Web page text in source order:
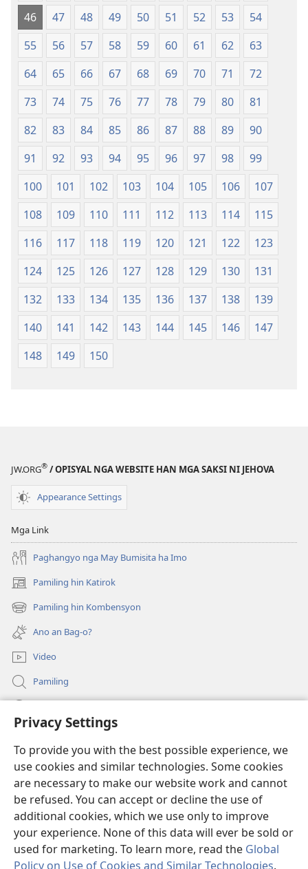
Privacy Settings
To provide you with the best possible experience, we
use cookies and similar technologies. Some cookies
are necessary to make our website work and cannot
be refused. You can accept or decline the use of
additional cookies, which we use only to improve
your experience. None of this data will ever be sold or
used for marketing. To learn more, read the Global
Policy on Use of Cookies and Similar Technologies.
46
47 48 49 50 51 52 53
54
55
56 57 58 59 60 61 62
63
64
65 66 67 68 69 70 71
72
73
74 75 76 77 78 79 80
81
82
83 84 85 86 87 88 89
90
91
92 93 94 95 96 97 98
99
100
101 102 103 104 105 106
107
108
109 110 111 112 113 114
115
116
117 118 119 120 121 122
123
124
125 126 127 128 129 130
131
132
133 134 135 136 137 138
139
140
141 142 143 144 145 146
147
148
149 150
JW.ORG® / OPISYAL NGA WEBSITE HAN MGA SAKSI NI JEHOVA
Appearance Settings
Mga Link
Paghangyo nga May Bumisita ha Imo
Pamiling hin Katirok
(opens
new
window)
Pamiling hin Kombensyon
(opens
new
window)
Ano an Bag-o?
Video
Pamiling
(opens
window)Watchtower ONLINE LIBRARY
(opens
new
window)JW Hub ®
(opens
new
window)